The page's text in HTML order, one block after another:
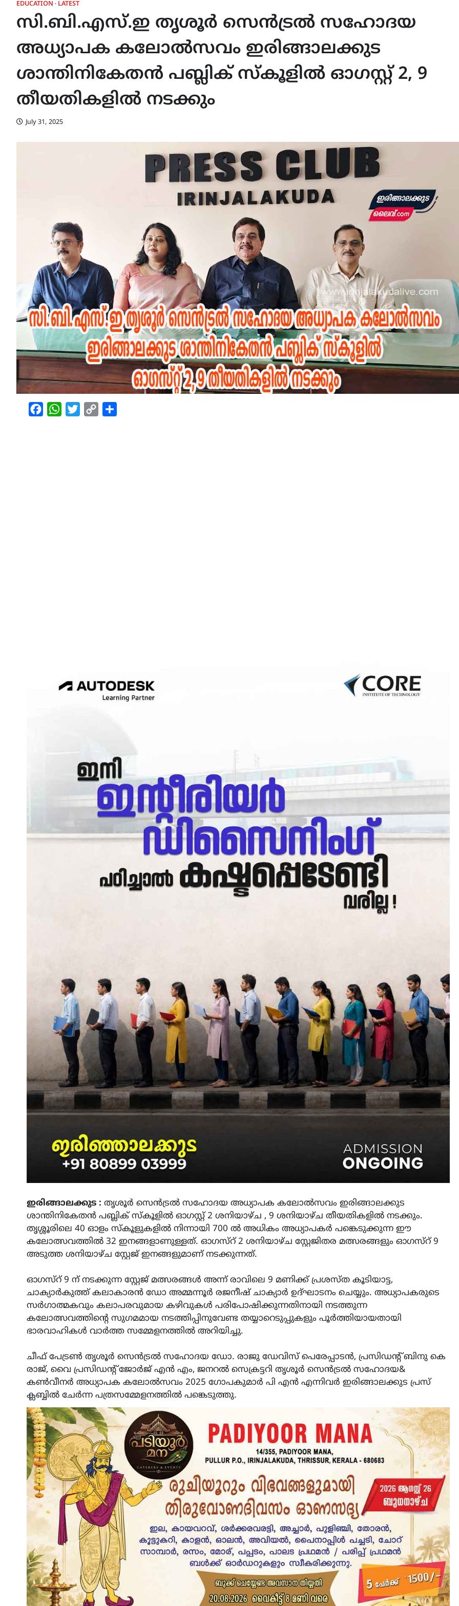
EDUCATION LATEST
സി.ബി.എസ്.ഇ തൃശൂർ സെൻട്രൽ സഹോദയ
അധ്യാപക കലോൽസവം ഇരിങ്ങാലക്കുട
ശാന്തിനികേതൻ പബ്ലിക് സ്കൂളിൽ ഓഗസ്റ്റ് 2, 9
തീയതികളിൽ നടക്കും
July 31, 2025
FacebookWhatsAppTwitterCopy
ഇരിങ്ങാലക്കുട : തൃശൂർ സെൻട്രൽ സഹോദയ അധ്യാപക കലോൽസവം ഇരിങ്ങാലക്കുട
ശാന്തിനികേതൻ പബ്ലിക് സ്കൂളിൽ ഓഗസ്റ്റ് 2 ശനിയാഴ്ച , 9 ശനിയാഴ്ച തീയതികളിൽ നടക്കും.
തൃശ്ശൂരിലെ 40 ഓളം സ്കൂളുകളിൽ നിന്നായി 700 ൽ അധികം അധ്യാപകർ പങ്കെടുക്കുന്ന ഈ
കലോത്സവത്തിൽ 32 ഇനങ്ങളാണുള്ളത്. ഓഗസ്റ് 2 ശനിയാഴ്ച സ്റ്റേജിതര മത്സരങ്ങളും ഓഗസ്‌റ് 9
അടുത്ത ശനിയാഴ്ച സ്റ്റേജ് ഇനങ്ങളുമാണ് നടക്കുന്നത്.
ഓഗസ്‌റ് 9 ന് നടക്കുന്ന സ്റ്റേജ് മത്സരങ്ങൾ അന്ന് രാവിലെ 9 മണിക്ക് പ്രശസ്ത കൂടിയാട്ട,
ചാക്യാർകുത്ത് കലാകാരൻ ഡോ അമ്മന്നൂർ രജനീഷ് ചാക്യാർ ഉദ്ഘാടനം ചെയ്യും. അധ്യാപകരുടെ
സർഗാത്മകവും കലാപരവുമായ കഴിവുകൾ പരിപോഷിക്കുന്നതിനായി നടത്തുന്ന
കലോത്സവത്തിന്റെ സുഗമമായ നടത്തിപ്പിനുവേണ്ട തയ്യാറെടുപ്പുകളും പൂർത്തിയായതായി
ഭാരവാഹികൾ വാർത്ത സമ്മേളനത്തിൽ അറിയിച്ചു.
ചീഫ് പേട്രൺ തൃശൂർ സെൻട്രൽ സഹോദയ ഡോ. രാജു ഡേവിസ് പെരേപ്പാടൻ, പ്രസിഡന്റ് ബിനു കെ
രാജ്, വൈ പ്രസിഡന്റ് ജോർജ് എൻ എം, ജനറൽ സെക്രട്ടറി തൃശൂർ സെൻട്രൽ സഹോദയ&
കൺവീനർ അധ്യാപക കലോൽസവം 2025 ഗോപകുമാർ പി എൻ എന്നിവർ ഇരിങ്ങാലക്കുട പ്രസ്
ക്ലബ്ബിൽ ചേർന്ന പത്രസമ്മേളനത്തിൽ പങ്കെടുത്തു.
CLIMATE LATEST
ഇടത്തരം മഴയ്ക്കും കാറ്റിനും
സാധ്യത ഇരിങ്ങാലക്കുടയിൽ
4.4 മില്ലി മീറ്റർ മഴ ലഭിച്ചു
August 6, 2026